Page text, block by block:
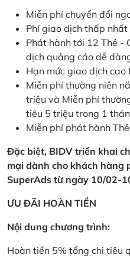
Miễn phí chuyển đổi
Phí giao dịch thấp
Phát hành tới 12 Thẻ -
dịch quảng cáo dễ
Hạn mức giao dịch
Miễn phí thường niên
triệu và Miễn phí
tiêu 5 triệu trong 1
Miễn phí phát hành
Đặc biệt, BIDV triển khai
mại dành cho khách hàng
SuperAds từ ngày 10/02-
ƯU ĐÃI HOÀN TIỀN
Nội dung chương trình:
Hoàn tiền 5% tổng chi tiêu